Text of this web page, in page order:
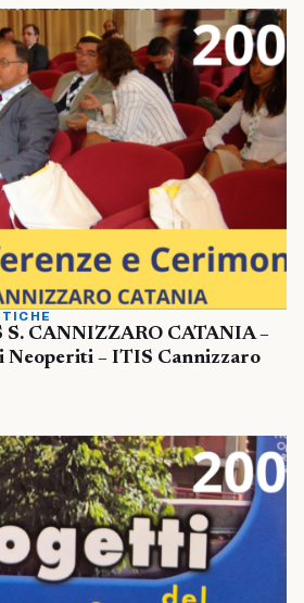
CANNIZZARO CATANIA –
Neoperiti – ITIS Cannizzaro